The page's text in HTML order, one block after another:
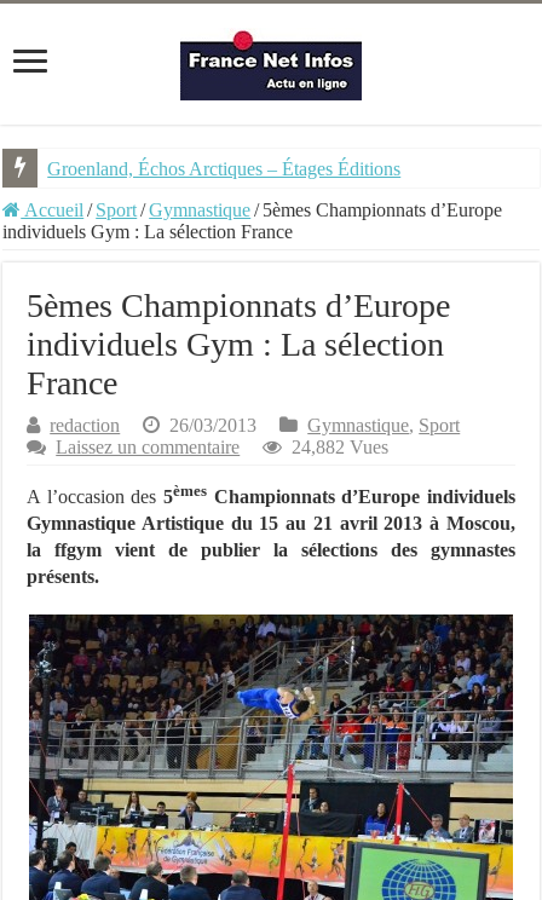
Groenland, Échos Arctiques – Étages Éditions
N.É.O. – Les moulins de Pandore – Ed. PKJ BD
Accueil / Sport/Gymnastique/ 5èmes Championnats d’Europe
individuels Gym : La sélection France
5èmes Championnats d’Europe
individuels Gym : La sélection
France
redaction 26/03/2013 Gymnastique, Sport
Laissez un commentaire
24,882 Vues
A l’occasion des 5èmes Championnats d’Europe individuels
Gymnastique Artistique du 15 au 21 avril 2013 à Moscou,
la ffgym vient de publier la sélections des gymnastes
présents.